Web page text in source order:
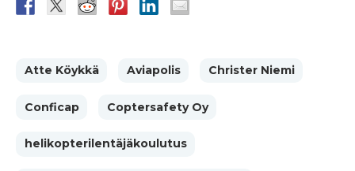
Atte Köykkä Aviapolis Christer Niemi
Conficap Coptersafety Oy
helikopterilentäjäkoulutus